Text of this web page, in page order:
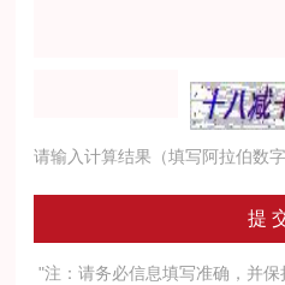
请输入计算结果（填写阿拉伯数
"注：请务必信息填写准确，并